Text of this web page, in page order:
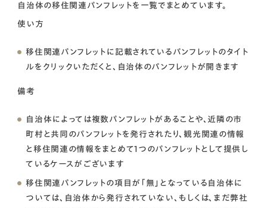
自治体の移住関連パンフレットを一覧でまとめています。
使い方
移住関連パンフレットに記載されているパンフレットのタイト
ルをクリックいただくと、自治体のパンフレットが開きます
備考
自治体によっては複数パンフレットがあることや、近隣の市
町村と共同のパンフレットを発行されたり、観光関連の情報
と移住関連の情報をまとめて1つのパンフレットとして提供し
ているケースがございます
移住関連パンフレットの項目が「無」となっている自治体に
ついては、自治体から発行されていない、もしくは、まだ弊社